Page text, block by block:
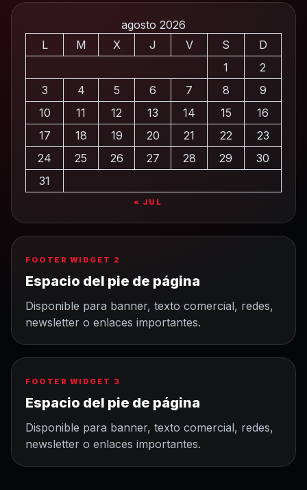
agosto 2026
L
M X J V S
D
1
2
3
4 5 6 7 8
9
10
11 12 13 14 15
16
17
18 19 20 21 22
23
24
25 26 27 28 29
30
31
« JUL
FOOTER WIDGET 2
Espacio del pie de página
Disponible para banner, texto comercial, redes,
newsletter o enlaces importantes.
FOOTER WIDGET 3
Espacio del pie de página
Disponible para banner, texto comercial, redes,
newsletter o enlaces importantes.